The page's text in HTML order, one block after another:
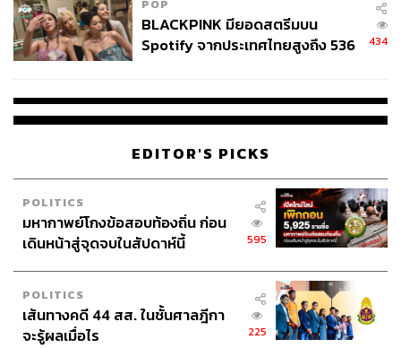
ปีงบประมาณ 2567 วงเงิน 7,985,786,100 บาทแล้ว โดยคณะ
รัฐมนตรีเตรียมพิจารณาในวันพรุ่งนี้ (24 มกราคม)
POP
BLACKPINK มียอดสตรีมบน
Spotify จากประเทศไทยสูงถึง 536
434
EDITOR'S PICKS
POLITICS
มหากาพย์โกงข้อสอบท้องถิ่น ก่อน
เดินหน้าสู่จุดจบในสัปดาห์นี้
595
POLITICS
เส้นทางคดี 44 สส. ในชั้นศาลฎีกา
จะรู้ผลเมื่อไร
225